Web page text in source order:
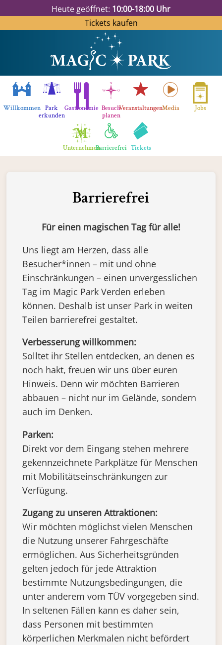
Heute geöffnet: 10:00-18:00 Uhr
Tickets kaufen
Willkommen Park
erkunden
Gastronomie Besuch
planen
VeranstaltungenMedia Jobs
UnternehmenBarrierefrei Tickets
Barrierefrei
Für einen magischen Tag für alle!
Uns liegt am Herzen, dass alle
Besucher*innen – mit und ohne
Einschränkungen – einen unvergesslichen
Tag im Magic Park Verden erleben
können. Deshalb ist unser Park in weiten
Teilen barrierefrei gestaltet.
Verbesserung willkommen:
Solltet ihr Stellen entdecken, an denen es
noch hakt, freuen wir uns über euren
Hinweis. Denn wir möchten Barrieren
abbauen – nicht nur im Gelände, sondern
auch im Denken.
Parken:
Direkt vor dem Eingang stehen mehrere
gekennzeichnete Parkplätze für Menschen
mit Mobilitätseinschränkungen zur
Verfügung.
Zugang zu unseren Attraktionen:
Wir möchten möglichst vielen Menschen
die Nutzung unserer Fahrgeschäfte
ermöglichen. Aus Sicherheitsgründen
gelten jedoch für jede Attraktion
bestimmte Nutzungsbedingungen, die
unter anderem vom TÜV vorgegeben sind.
In seltenen Fällen kann es daher sein,
dass Personen mit bestimmten
körperlichen Merkmalen nicht befördert